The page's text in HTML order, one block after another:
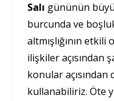
Salı gününün
burcunda ve
altmışlığının
ilişkiler açısından
konular açısından
kullanabiliriz. Öte